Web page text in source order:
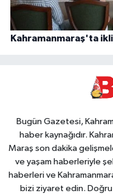
Kahramanmaraş'ta
Bugün Gazetesi,
haber kaynağıdır.
Maraş son dakika
ve yaşam haberleriyle
haberleri ve
bizi ziyaret edin.